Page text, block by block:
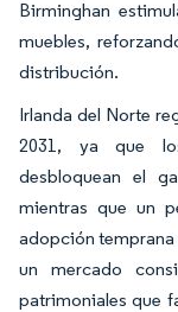
Birminghan
muebles,
distribución.
Irlanda del Norte
2031, ya que
desbloquean el
mientras que un
adopción temprana
un mercado
patrimoniales que